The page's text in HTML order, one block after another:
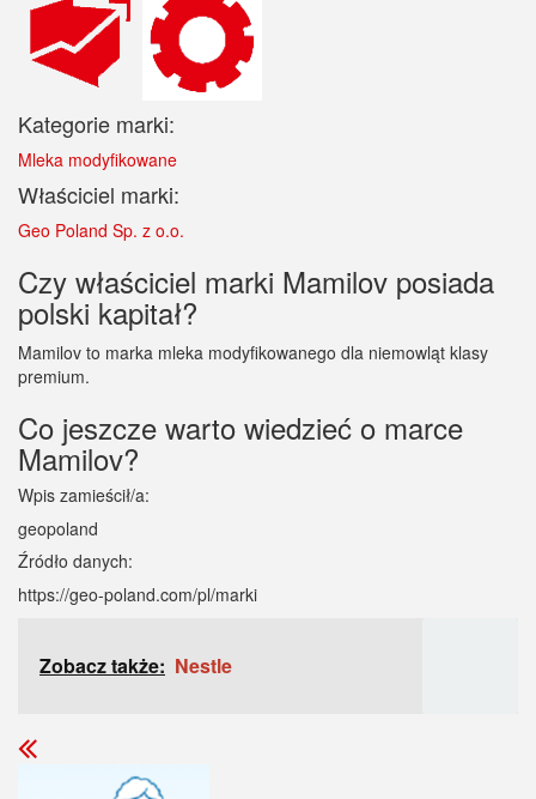
Kategorie marki:
Mleka modyfikowane
Właściciel marki:
Geo Poland Sp. z o.o.
Czy właściciel marki Mamilov posiada
polski kapitał?
Mamilov to marka mleka modyfikowanego dla niemowląt klasy
premium.
Co jeszcze warto wiedzieć o marce
Mamilov?
Wpis zamieścił/a:
geopoland
Źródło danych:
https://geo-poland.com/pl/marki
Zobacz także: Nestle